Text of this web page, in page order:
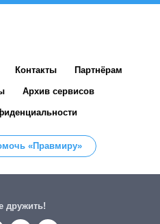
Контакты Партнёрам
Архив сервисов
«Правмиру»
дружить!